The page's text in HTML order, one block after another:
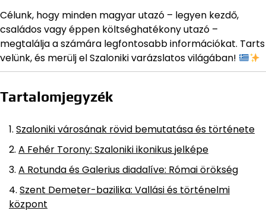
Célunk, hogy minden magyar utazó – legyen kezdő,
családos vagy éppen költséghatékony utazó –
megtalálja a számára legfontosabb információkat. Tarts
velünk, és merülj el Szaloniki varázslatos világában!
Tartalomjegyzék
Szaloniki városának rövid bemutatása és története
A Fehér Torony: Szaloniki ikonikus jelképe
A Rotunda és Galerius diadalíve: Római örökség
Szent Demeter-bazilika: Vallási és történelmi
központ